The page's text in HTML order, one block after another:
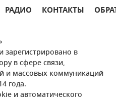
РАДИО КОНТАКТЫ
зарегистрировано в
в сфере связи,
и массовых коммуникаций
года.
и автоматического